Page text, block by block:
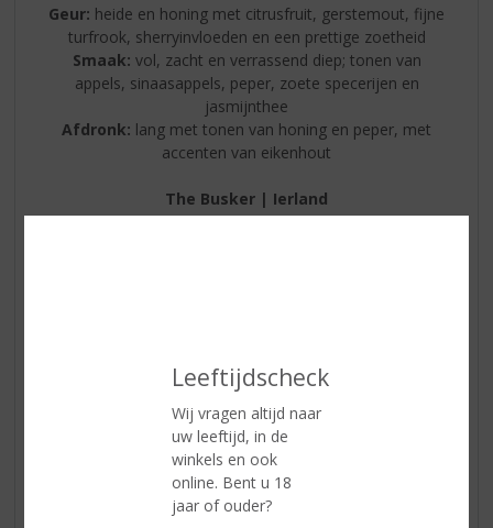
Leeftijdscheck
Wij vragen altijd naar
uw leeftijd, in de
winkels en ook
online. Bent u 18
jaar of ouder?
Geur: heide en honing met citrusfruit, gerstemout, fijne
turfrook, sherryinvloeden en een prettige zoetheid
Smaak: vol, zacht en verrassend diep; tonen van
appels, sinaasappels, peper, zoete specerijen en
jasmijnthee
Afdronk: lang met tonen van honing en peper, met
accenten van eikenhout
The Busker | Ierland
De Royal Oak Distillery is een distilleerderij van